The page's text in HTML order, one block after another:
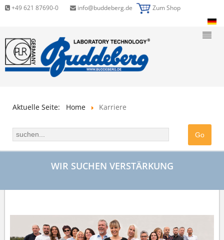
+49 621 87690-0 info@buddeberg.de Zum Shop
Aktuelle Seite: Home Karriere
WIR SUCHEN VERSTÄRKUNG